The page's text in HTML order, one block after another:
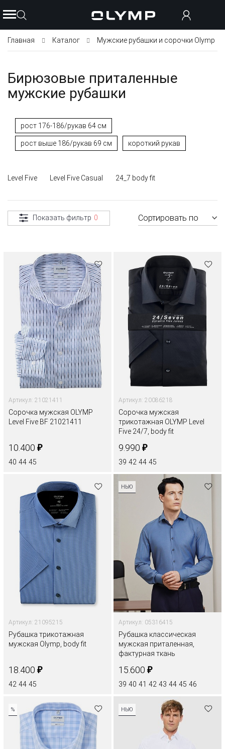
Главная Каталог Мужские рубашки и сорочки Olymp
Бирюзовые приталенные
мужские рубашки
рост 176-186/рукав 64 см
рост выше 186/рукав 69 см короткий рукав
Level Five Level Five Casual 24_7 body fit
Показать фильтр 0 Сортировать по
Артикул: 21021411
Сорочка мужская OLYMP
Level Five BF 21021411
10.400 ₽
40 44 45
Артикул: 20086218
Сорочка мужская
трикотажная OLYMP Level
Five 24/7, body fit
9.990 ₽
39 42 44 45
Артикул: 21095215
Рубашка трикотажная
мужская Olymp, body fit
18.400 ₽
42 44 45
НЬЮ
Артикул: 05316415
Рубашка классическая
мужская приталенная,
фактурная ткань
15.600 ₽
39 40 41 42 43 44 45 46
% НЬЮ